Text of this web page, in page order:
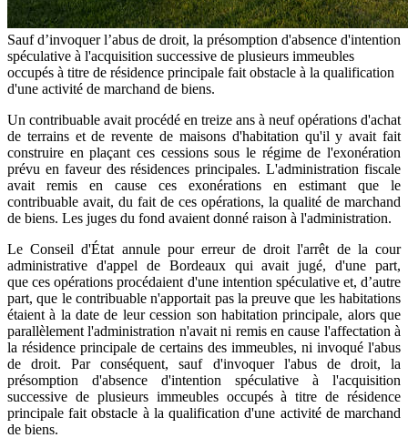
Sauf d’invoquer l’abus de droit, la présomption d'absence d'intention
spéculative à l'acquisition successive de plusieurs immeubles
occupés à titre de résidence principale fait obstacle à la qualification
d'une activité de marchand de biens.
Un contribuable avait procédé en treize ans à neuf opérations d'achat
de terrains et de revente de maisons d'habitation qu'il y avait fait
construire en plaçant ces cessions sous le régime de l'exonération
prévu en faveur des résidences principales. L'administration fiscale
avait remis en cause ces exonérations en estimant que le
contribuable avait, du fait de ces opérations, la qualité de marchand
de biens. Les juges du fond avaient donné raison à l'administration.
Le Conseil d'État annule pour erreur de droit l'arrêt de la cour
administrative d'appel de Bordeaux qui avait jugé, d'une part,
que ces opérations procédaient d'une intention spéculative et, d’autre
part, que le contribuable n'apportait pas la preuve que les habitations
étaient à la date de leur cession son habitation principale, alors que
parallèlement l'administration n'avait ni remis en cause l'affectation à
la résidence principale de certains des immeubles, ni invoqué l'abus
de droit. Par conséquent, sauf d'invoquer l'abus de droit, la
présomption d'absence d'intention spéculative à l'acquisition
successive de plusieurs immeubles occupés à titre de résidence
principale fait obstacle à la qualification d'une activité de marchand
de biens.